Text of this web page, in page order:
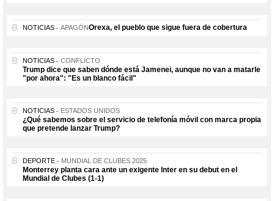
NOTICIAS APAGÓNOrexa, el pueblo que sigue fuera de cobertura
NOTICIAS CONFLICTO
Trump dice que saben dónde está Jamenei, aunque no van a matarle
"por ahora": "Es un blanco fácil"
NOTICIAS ESTADOS UNIDOS
¿Qué sabemos sobre el servicio de telefonía móvil con marca propia
que pretende lanzar Trump?
DEPORTE MUNDIAL DE CLUBES 2025
Monterrey planta cara ante un exigente Inter en su debut en el
Mundial de Clubes (1-1)